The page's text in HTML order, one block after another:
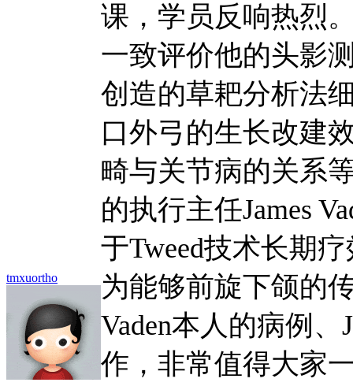
tmxuortho
课，学员反响热烈
一致评价他的头影
创造的草耙分析法
口外弓的生长改建
畸与关节病的关系
的执行主任James
于Tweed技术长期
为能够前旋下颌的
Vaden本人的病例
作，非常值得大家